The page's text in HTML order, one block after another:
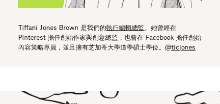
Tiffani Jones Brown 是我們的執行編輯總監。她曾經在
Pinterest 擔任創始作家與創意總監，也曾在 Facebook 擔任創始
內容策略專員，並且擁有芝加哥大學道學碩士學位。@ticjones